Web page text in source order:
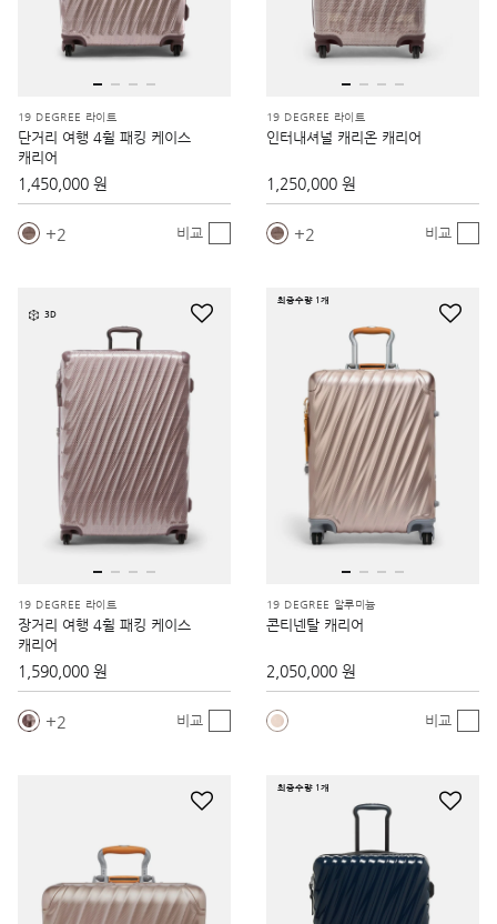
19 DEGREE 라이트
단거리 여행 4휠 패킹 케이스
캐리어
1,450,000 원
2 비교
19 DEGREE 라이트
인터내셔널 캐리온 캐리어
1,250,000 원
2 비교
3D
19 DEGREE 라이트
장거리 여행 4휠 패킹 케이스
캐리어
1,590,000 원
2 비교
최종수량 1개
19 DEGREE 알루미늄
콘티넨탈 캐리어
2,050,000 원
비교
최종수량 1개